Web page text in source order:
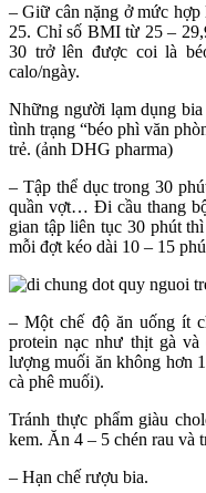
– Giữ cân nặng ở mức
25. Chỉ số BMI từ 25 –
30 trở lên được coi là
calo/ngày.
Những người lạm dụng
tình trạng “béo phì văn
trẻ. (ảnh DHG pharma)
– Tập thể dục trong 30
quần vợt… Đi cầu thang
gian tập liên tục 30 phút
mỗi đợt kéo dài 10 – 15
– Một chế độ ăn uống ít
protein nạc như thịt gà
lượng muối ăn không hơn
cà phê muối).
Tránh thực phẩm giàu
kem. Ăn 4 – 5 chén rau và
– Hạn chế rượu bia.